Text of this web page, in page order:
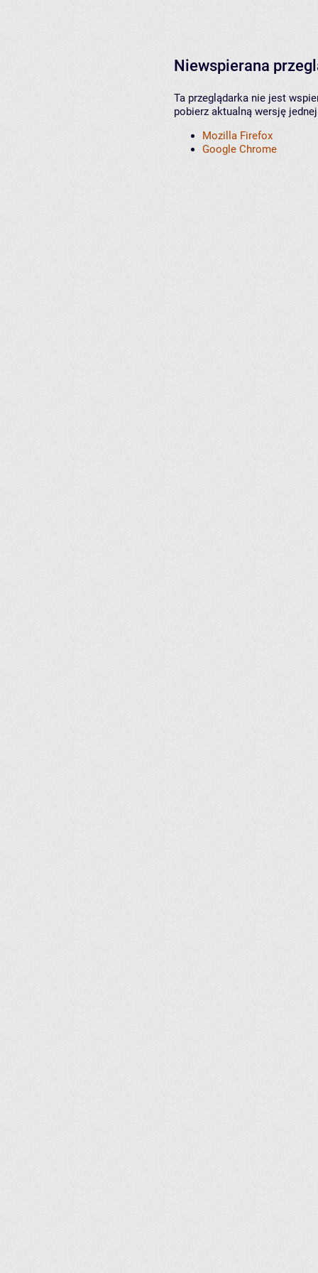
Niewspierana
Ta przeglądarka nie jest
pobierz aktualną wersję
Mozilla Firefox
Google Chrome